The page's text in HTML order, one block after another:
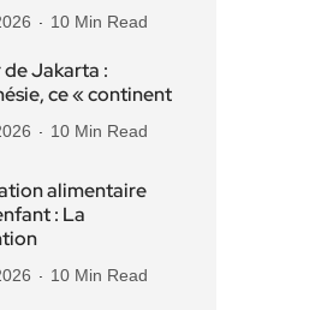
10 Min Read
Jakarta :
ce « continent
10 Min Read
alimentaire
: La
10 Min Read